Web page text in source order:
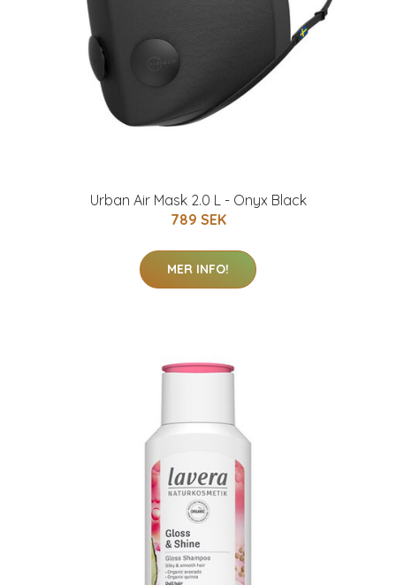
Urban Air Mask 2.0 L - Onyx Black
789 SEK
MER INFO!